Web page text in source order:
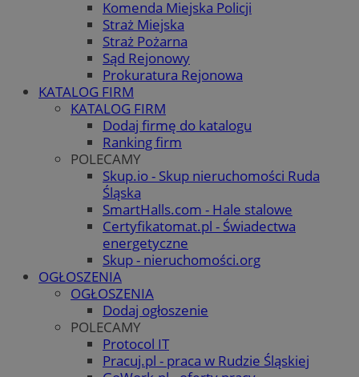
Komenda Miejska Policji
Straż Miejska
Straż Pożarna
Sąd Rejonowy
Prokuratura Rejonowa
KATALOG FIRM
KATALOG FIRM
Dodaj firmę do katalogu
Ranking firm
POLECAMY
Skup.io - Skup nieruchomości Ruda
Śląska
SmartHalls.com - Hale stalowe
Certyfikatomat.pl - Świadectwa
energetyczne
Skup - nieruchomości.org
OGŁOSZENIA
OGŁOSZENIA
Dodaj ogłoszenie
POLECAMY
Protocol IT
Pracuj.pl - praca w Rudzie Śląskiej